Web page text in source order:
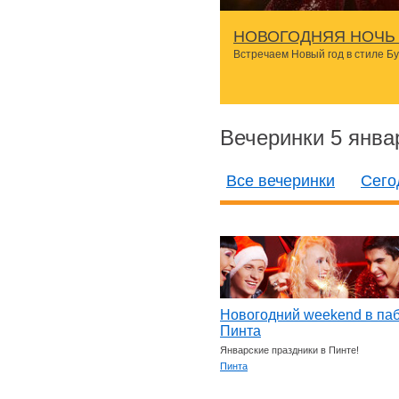
НОВОГОДНЯЯ НОЧЬ
Встречаем Новый год в стиле
Вечеринки 5
Все вечеринки
Новогодний weekend в
Пинта
Январские праздники в Пинте!
Пинта